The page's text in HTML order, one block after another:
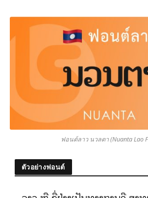
ฟอนต์ลาว นวลตา (Nuanta Lao
ตัวอย่างฟอนต์